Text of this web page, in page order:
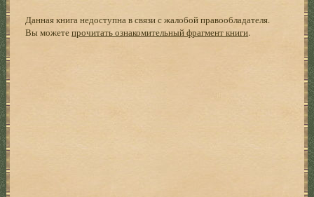
Данная книга недоступна в связи с жалобой правообладателя.
Вы можетепрочитать ознакомительный фрагмент книги.